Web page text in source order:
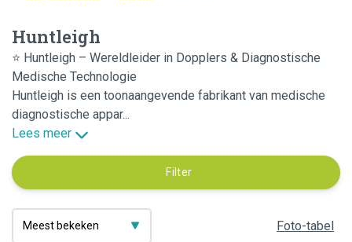
Huntleigh
⭐ Huntleigh – Wereldleider in Dopplers & Diagnostische
Medische Technologie
Huntleigh is een toonaangevende fabrikant van medische
diagnostische appar...
Lees meer
Filter
Foto-tabel